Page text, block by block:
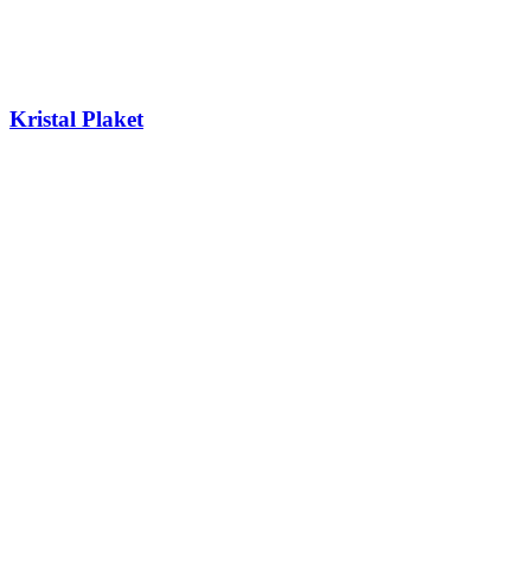
Kristal Plaket